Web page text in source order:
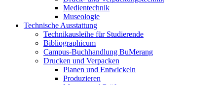
Medientechnik
Museologie
Technische Ausstattung
Technikausleihe für Studierende
Bibliographicum
Campus-Buchhandlung BuMerang
Drucken und Verpacken
Planen und Entwickeln
Produzieren